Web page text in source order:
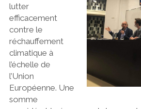
lutter
efficacement
contre le
réchauffement
climatique à
l’échelle de
l’Union
Européenne. Une
somme